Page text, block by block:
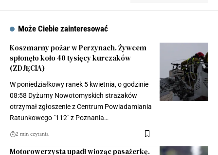
Może Ciebie zainteresować
Koszmarny pożar w Perzynach. Żywcem
spłonęło koło 40 tysięcy kurczaków
(ZDJĘCIA)
W poniedziałkowy ranek 5 kwietnia, o godzinie
08:58 Dyżurny Nowotomyskich strażaków
otrzymał zgłoszenie z Centrum Powiadamiania
Ratunkowego "112" z Poznania…
2 min czytania
Motorowerzysta upadł wioząc pasażerkę.